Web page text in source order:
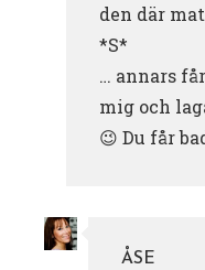
den där
*S*
… annars
mig och
😉 Du får
ÅSE